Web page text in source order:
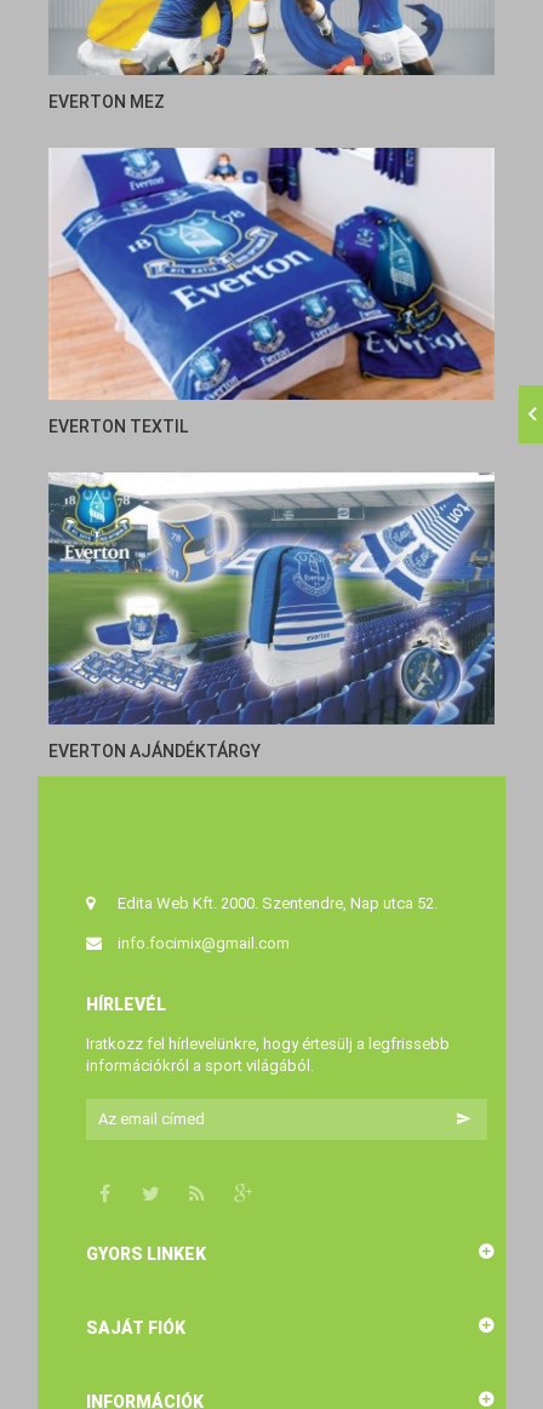
EVERTON MEZ
EVERTON TEXTIL
EVERTON AJÁNDÉKTÁRGY
Edita Web Kft. 2000. Szentendre, Nap utca 52.
info.focimix@gmail.com
HÍRLEVÉL
Iratkozz fel hírlevelünkre, hogy értesülj a legfrissebb
információkról a sport világából.
GYORS LINKEK
SAJÁT FIÓK
INFORMÁCIÓK